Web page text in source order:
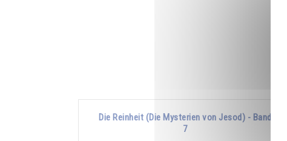
Die Reinheit (Die Mysterien von Jesod) - Band
7